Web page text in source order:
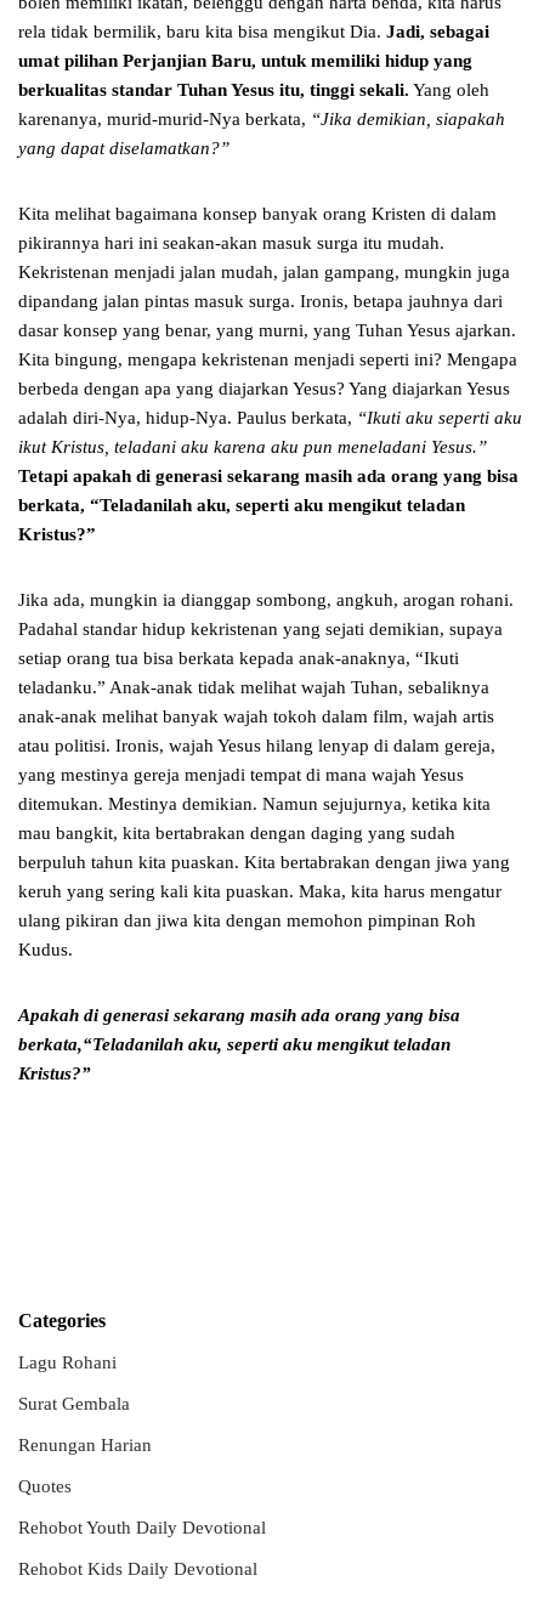
rela tidak bermilik, baru kita bisa mengikut Dia. Jadi, sebagai
umat pilihan Perjanjian Baru, untuk memiliki hidup yang
berkualitas standar Tuhan Yesus itu, tinggi sekali. Yang oleh
karenanya, murid-murid-Nya berkata, “Jika demikian, siapakah
yang dapat diselamatkan?”
Kita melihat bagaimana konsep banyak orang Kristen di dalam
pikirannya hari ini seakan-akan masuk surga itu mudah.
Kekristenan menjadi jalan mudah, jalan gampang, mungkin juga
dipandang jalan pintas masuk surga. Ironis, betapa jauhnya dari
dasar konsep yang benar, yang murni, yang Tuhan Yesus ajarkan.
Kita bingung, mengapa kekristenan menjadi seperti ini? Mengapa
berbeda dengan apa yang diajarkan Yesus? Yang diajarkan Yesus
adalah diri-Nya, hidup-Nya. Paulus berkata, “Ikuti aku seperti aku
ikut Kristus, teladani aku karena aku pun meneladani Yesus.”
Tetapi apakah di generasi sekarang masih ada orang yang bisa
berkata, “Teladanilah aku, seperti aku mengikut teladan
Kristus?”
Jika ada, mungkin ia dianggap sombong, angkuh, arogan rohani.
Padahal standar hidup kekristenan yang sejati demikian, supaya
setiap orang tua bisa berkata kepada anak-anaknya, “Ikuti
teladanku.” Anak-anak tidak melihat wajah Tuhan, sebaliknya
anak-anak melihat banyak wajah tokoh dalam film, wajah artis
atau politisi. Ironis, wajah Yesus hilang lenyap di dalam gereja,
yang mestinya gereja menjadi tempat di mana wajah Yesus
ditemukan. Mestinya demikian. Namun sejujurnya, ketika kita
mau bangkit, kita bertabrakan dengan daging yang sudah
berpuluh tahun kita puaskan. Kita bertabrakan dengan jiwa yang
keruh yang sering kali kita puaskan. Maka, kita harus mengatur
ulang pikiran dan jiwa kita dengan memohon pimpinan Roh
Kudus.
Apakah di generasi sekarang masih ada orang yang bisa
berkata,“Teladanilah aku, seperti aku mengikut teladan
Kristus?”
Categories
Lagu Rohani
Surat Gembala
Renungan Harian
Quotes
Rehobot Youth Daily Devotional
Rehobot Kids Daily Devotional